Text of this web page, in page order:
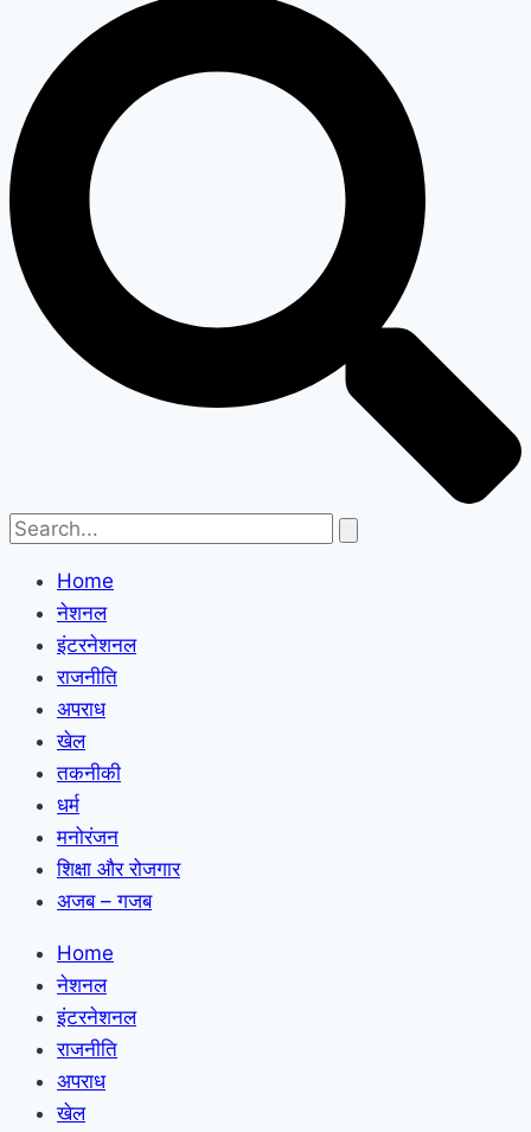
Home
नेशनल
इंटरनेशनल
राजनीति
अपराध
खेल
तकनीकी
धर्म
मनोरंजन
शिक्षा और रोजगार
अजब – गजब
Home
नेशनल
इंटरनेशनल
राजनीति
अपराध
खेल